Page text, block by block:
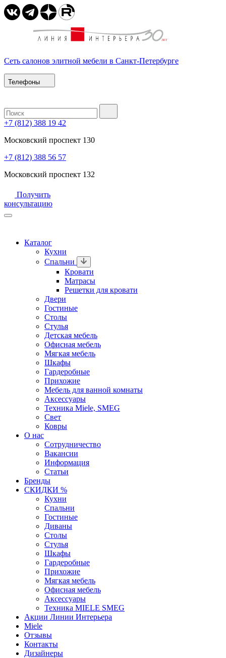
Сеть салонов элитной мебели в Санкт-Петербурге
Телефоны
+7 (812) 388 19 42
Московский проспект 130
+7 (812) 388 56 57
Московский проспект 132
Получить
консультацию
Каталог
Кухни
Спальни
Кровати
Матрасы
Решетки для кровати
Двери
Гостиные
Столы
Стулья
Детская мебель
Офисная мебель
Мягкая мебель
Шкафы
Гардеробные
Прихожие
Мебель для ванной комнаты
Аксессуары
Техника Miele, SMEG
Свет
Ковры
О нас
Сотрудничество
Вакансии
Информация
Статьи
Бренды
СКИДКИ %
Кухни
Спальни
Гостиные
Диваны
Столы
Стулья
Шкафы
Гардеробные
Прихожие
Мягкая мебель
Офисная мебель
Аксессуары
Техника MIELE SMEG
Акции Линии Интерьера
Miele
Отзывы
Контакты
Дизайнеры